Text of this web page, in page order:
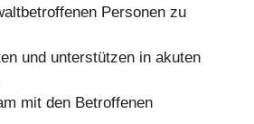
Personen zu
und unterstützen in akuten
mit den Betroffenen